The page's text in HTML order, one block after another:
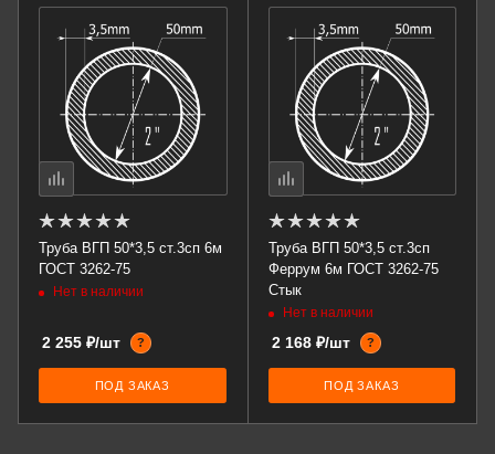
Труба ВГП 50*3,5 ст.3сп 6м
ГОСТ 3262-75
Нет в наличии
2 255 ₽/шт ?
ПОД ЗАКАЗ
Труба ВГП 50*3,5 ст.3сп
Феррум 6м ГОСТ 3262-75
Стык
Нет в наличии
2 168 ₽/шт ?
ПОД ЗАКАЗ